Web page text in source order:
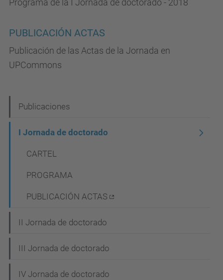
Programa de la I Jornada de doctorado - 2018
PUBLICACIÓN ACTAS
Publicación de las Actas de la Jornada en
UPCommons
a
c
ó
n
Publicaciones
I Jornada de doctorado
CARTEL
PROGRAMA
PUBLICACIÓN ACTAS
II Jornada de doctorado
III Jornada de doctorado
IV Jornada de doctorado